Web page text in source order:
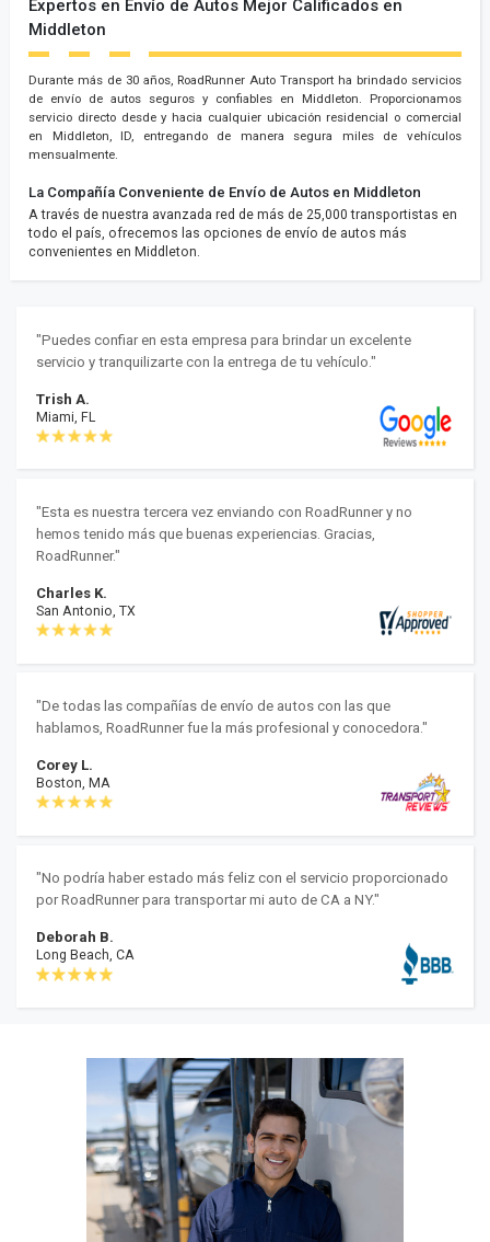
Expertos en Envío de Autos Mejor Calificados en
Middleton
Durante más de 30 años, RoadRunner Auto Transport ha brindado servicios
de envío de autos seguros y confiables en Middleton. Proporcionamos
servicio directo desde y hacia cualquier ubicación residencial o comercial
en Middleton, ID, entregando de manera segura miles de vehículos
mensualmente.
La Compañía Conveniente de Envío de Autos en Middleton
A través de nuestra avanzada red de más de 25,000 transportistas en
todo el país, ofrecemos las opciones de envío de autos más
convenientes en Middleton.
"Puedes confiar en esta empresa para brindar un excelente
servicio y tranquilizarte con la entrega de tu vehículo."
Trish A.
Miami, FL
"Esta es nuestra tercera vez enviando con RoadRunner y no
hemos tenido más que buenas experiencias. Gracias,
RoadRunner."
Charles K.
San Antonio, TX
"De todas las compañías de envío de autos con las que
hablamos, RoadRunner fue la más profesional y conocedora."
Corey L.
Boston, MA
"No podría haber estado más feliz con el servicio proporcionado
por RoadRunner para transportar mi auto de CA a NY."
Deborah B.
Long Beach, CA